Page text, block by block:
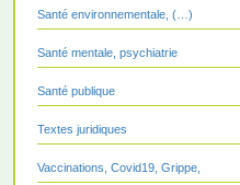
Santé environnementale, (…)
Santé mentale, psychiatrie
Santé publique
Textes juridiques
Vaccinations, Covid19, Grippe,